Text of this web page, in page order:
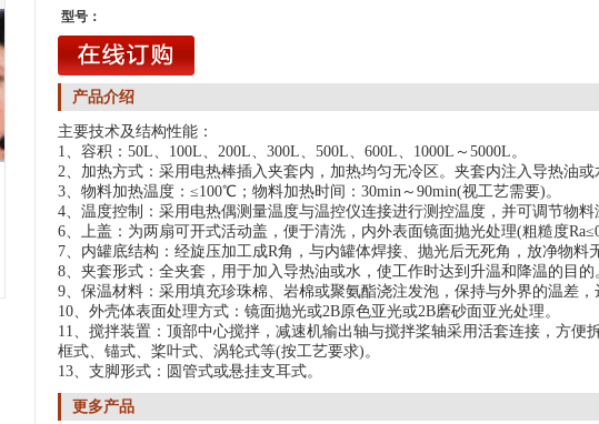
型号：
产品介绍
主要技术及结构性能：
1、容积：50L、100L、200L、300L、500L、600L、1000L～5000L。
2、加热方式：采用电热棒插入夹套内，加热均匀无冷区。夹套内注入导热油
3、物料加热温度：≤100℃；物料加热时间：30min～90min(视工艺需要)。
4、温度控制：采用电热偶测量温度与温控仪连接进行测控温度，并可调节物
6、上盖：为两扇可开式活动盖，便于清洗，内外表面镜面抛光处理(粗糙度
7、内罐底结构：经旋压加工成R角，与内罐体焊接、抛光后无死角，放净物料
8、夹套形式：全夹套，用于加入导热油或水，使工作时达到升温和降温的目的
9、保温材料：采用填充珍珠棉、岩棉或聚氨酯浇注发泡，保持与外界的温差，
10、外壳体表面处理方式：镜面抛光或2B原色亚光或2B磨砂面亚光处理。
11、搅拌装置：顶部中心搅拌，减速机输出轴与搅拌桨轴采用活套连接，方便
框式、锚式、桨叶式、涡轮式等(按工艺要求)。
13、支脚形式：圆管式或悬挂支耳式。
更多产品